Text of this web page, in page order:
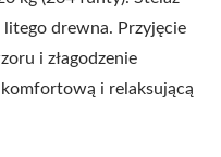
drewna. Przyjęcie
i złagodzenie
i relaksującą